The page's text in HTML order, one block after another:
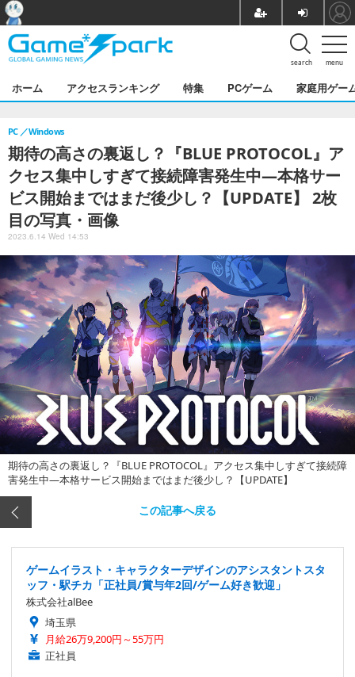
menu
search
ホーム アクセスランキング 特集 PCゲーム 家庭用ゲー
期待の高さの裏返し？『BLUE PROTOCOL』ア
クセス集中しすぎて接続障害発生中―本格サー
ビス開始まではまだ後少し？【UPDATE】 2枚
目の写真・画像
PC Windows
2023.6.14 Wed 14:53
期待の高さの裏返し？『BLUE PROTOCOL』アクセス集中しすぎて接続障
害発生中―本格サービス開始まではまだ後少し？【UPDATE】
この記事へ戻る
ゲームイラスト・キャラクターデザインのアシスタントスタ
ッフ・駅チカ「正社員/賞与年2回/ゲーム好き歓迎」
株式会社alBee
埼玉県
月給26万9,200円～55万円
正社員